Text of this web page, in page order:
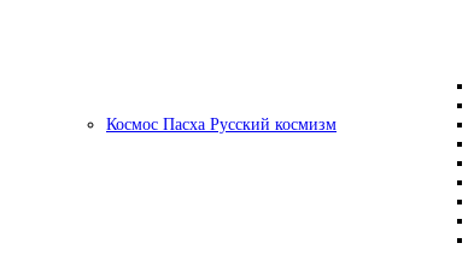
Космос Пасха Русский космизм